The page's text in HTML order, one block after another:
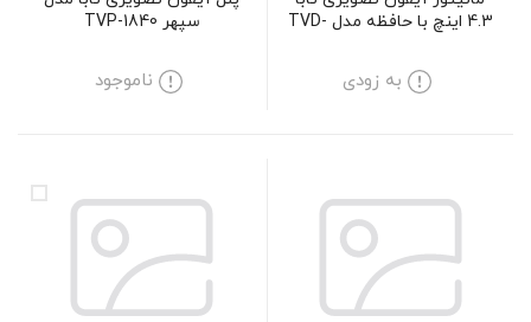
4.3 اینچ با حافظه مدل TVD-
به زودی
سپهر TVP-1840
ناموجود